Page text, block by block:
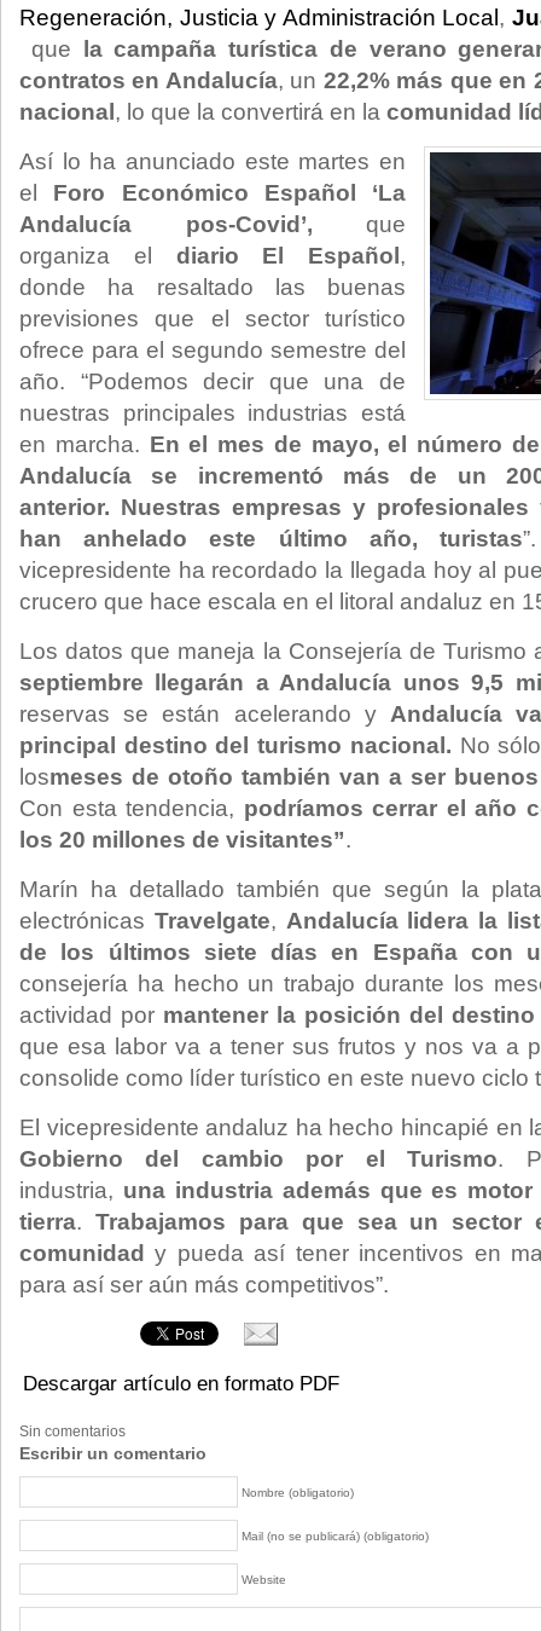
Regeneración, Justicia y Administración Local ,
que la campaña turística de verano
contratos en Andalucía, un 22,2% más que en
nacional , lo que la convertirá en la comunidad
Así lo ha anunciado este martes en
el
Foro Económico Español ‘La
Andalucía pos-Covid’, que
organiza el
diario El Español ,
donde ha resaltado las buenas
previsiones que el sector turístico
ofrece para el segundo semestre del
año. “Podemos decir que una de
nuestras principales industrias está
en marcha. En el mes de mayo, el número
Andalucía se incrementó más de un
anterior. Nuestras empresas y
han anhelado este último año, turistas
vicepresidente ha recordado la llegada hoy al
crucero que hace escala en el litoral andaluz en
Los datos que maneja la Consejería de Turismo
septiembre llegarán a Andalucía unos 9,5
reservas se están acelerando yAndalucía
principal destino del turismo nacional. No
losmeses de otoño también van a ser buenos
Con esta tendencia, podríamos cerrar el año
los 20 millones de visitantes”.
Marín ha detallado también que según la
electrónicas Travelgate, Andalucía lidera la
de los últimos siete días en España con
consejería ha hecho un trabajo durante los
actividad por mantener la posición del
que esa labor va a tener sus frutos y nos va a
consolide como líder turístico en este nuevo ciclo
El vicepresidente andaluz ha hecho hincapié en
Gobierno del cambio por el Turismo.
industria, una industria además que es
tierra. Trabajamos para que sea un sector
comunidad y pueda así tener incentivos en
para así ser aún más competitivos”.
Descargar artículo en formato PDF
Sin comentarios
Escribir un comentario
Nombre (obligatorio)
Mail (no se publicará) (obligatorio)
Website